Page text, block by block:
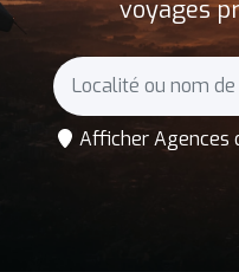
voyages
Afficher Agences